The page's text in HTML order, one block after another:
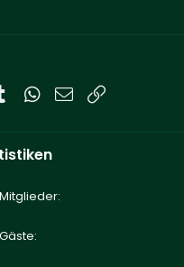
TumblrWhatsApp
E-Mail